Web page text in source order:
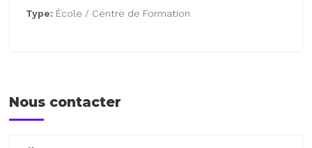
Type: École / Centre de Formation
Nous contacter